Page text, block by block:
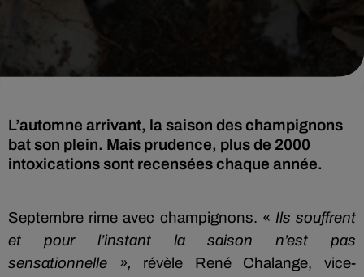
L’automne arrivant, la saison des champignons
bat son plein. Mais prudence, plus de 2000
intoxications sont recensées chaque année.
Septembre rime avec champignons. « Ils souffrent
et pour l’instant la saison n’est pas
sensationnelle », révèle
René Chalange, vice-